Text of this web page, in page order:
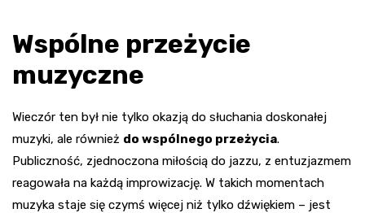
Wspólne przeżycie
muzyczne
Wieczór ten był nie tylko okazją do słuchania doskonałej
muzyki, ale również do wspólnego przeżycia.
Publiczność, zjednoczona miłością do jazzu, z entuzjazmem
reagowała na każdą improwizację. W takich momentach
muzyka staje się czymś więcej niż tylko dźwiękiem – jest